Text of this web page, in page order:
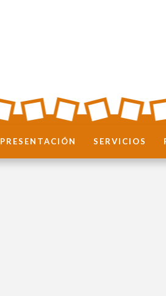
PRESENTACIÓN SERVICIOS